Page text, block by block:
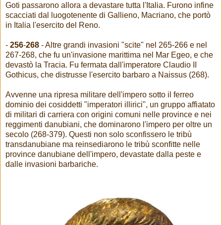
Goti passarono allora a devastare tutta l'Italia. Furono infine
scacciati dal luogotenente di Gallieno, Macriano, che portò
in Italia l'esercito del Reno.
- 256-268 - Altre grandi invasioni "scite" nel 265-266 e nel
267-268, che fu un'invasione marittima nel Mar Egeo, e che
devastò la Tracia. Fu fermata dall'imperatore Claudio II
Gothicus, che distrusse l'esercito barbaro a Naissus (268).
Avvenne una ripresa militare dell'impero sotto il ferreo
dominio dei cosiddetti "imperatori illirici", un gruppo affiatato
di militari di carriera con origini comuni nelle province e nei
reggimenti danubiani, che dominarono l'impero per oltre un
secolo (268-379). Questi non solo sconfissero le tribù
transdanubiane ma reinsediarono le tribù sconfitte nelle
province danubiane dell'impero, devastate dalla peste e
dalle invasioni barbariche.